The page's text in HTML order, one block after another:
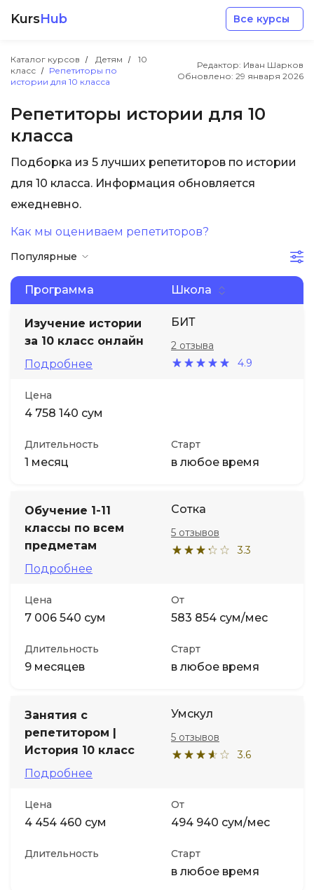
KursHub Все курсы
Каталог курсов Детям
10
класс
Репетиторы по
истории для 10 класса
Редактор: Иван Шарков
Обновлено: 29 января 2026
Репетиторы истории для 10
класса
Подборка из 5 лучших репетиторов по истории
для 10 класса. Информация обновляется
ежедневно.
Как мы оцениваем репетиторов?
Популярные
Программа Школа
Изучение истории
за 10 класс онлайн
Подробнее
БИТ
4.9
2 отзыва
Цена
4 758 140 сум
Длительность
1 месяц
Старт
в любое время
Обучение 1-11
классы по всем
предметам
Подробнее
Сотка
3.3
5 отзывов
Цена
7 006 540 сум
От
583 854 сум/мес
Длительность
9 месяцев
Старт
в любое время
Занятия с
репетитором |
История 10 класс
Подробнее
Умскул
3.6
5 отзывов
Цена
4 454 460 сум
От
494 940 сум/мес
Длительность Старт
в любое время
Маркетинг
Дизайн
Менеджмент
Иностранные языки
Детям
Акции и промокоды